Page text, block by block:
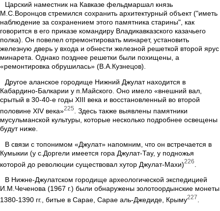
Царский наместник на Кавказе фельдмаршал князь
М.С.Воронцов стремился сохранить архитектурный объект ("иметь
наблюдение за сохранением этого памятника старины", как
говорится в его приказе командиру Владикавказского казачьего
полка). Он повелел отремонтировать минарет, установить
железную дверь у входа и обнести железной решеткой второй ярус
минарета. Однако позднее решетки были похищены, а
«ремонтировка обрушилась» (В.А.Кузнецов).
Другое аланское городище Нижний Джулат находится в
Кабардино-Балкарии у п.Майского. Оно имело «внешний вал,
срытый в 30-40-е годы ХIII века и восстановленный во второй
половине ХIV века»225
. Здесь также выявлены памятники
мусульманской культуры, которые несколько подробнее освещены
будут ниже.
В связи с топонимом «Джулат» напомним, что он встречается в
Кумыкии (у с.Доргели имеется гора Джулат-Тау, у подножья
которой до революции существовал хутор Джулат-Махи)226
В Нижне-Джулатском городище археологической экспедицией
И.М.Чеченова (1967 г.) были обнаружены золотоордынские монеты
1380-1390 гг., битые в Сарае, Сарае аль-Джедиде, Крыму227